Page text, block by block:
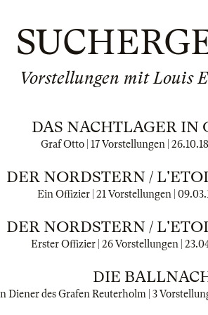
Vorstellungen mit Louis
DAS NACHTLAGER IN
Graf Otto | 17 Vorstellungen |
DER NORDSTERN /
Ein Offizier | 21 Vorstellungen |
DER NORDSTERN /
Erster Offizier | 26 Vorstellungen |
DIE
Diener des Grafen Reuterholm | 3